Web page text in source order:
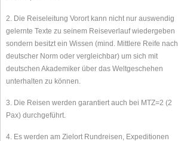
2. Die Reiseleitung Vorort kann nicht nur auswendig
gelernte Texte zu seinem Reiseverlauf wiedergeben
sondern besitzt ein Wissen (mind. Mittlere Reife nach
deutscher Norm oder vergleichbar) um sich mit
deutschen Akademiker über das Weltgeschehen
unterhalten zu können.
3. Die Reisen werden garantiert auch bei MTZ=2 (2
Pax) durchgeführt.
4. Es werden am Zielort Rundreisen, Expeditionen